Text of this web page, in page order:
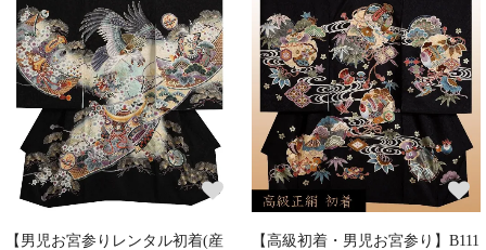
【男児お宮参りレンタル初着(産
【高級初着・男児お宮参り】B111